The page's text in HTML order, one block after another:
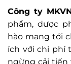
Công ty
phẩm, dược
hào mang tới
ích với chi phí
ngừng cải